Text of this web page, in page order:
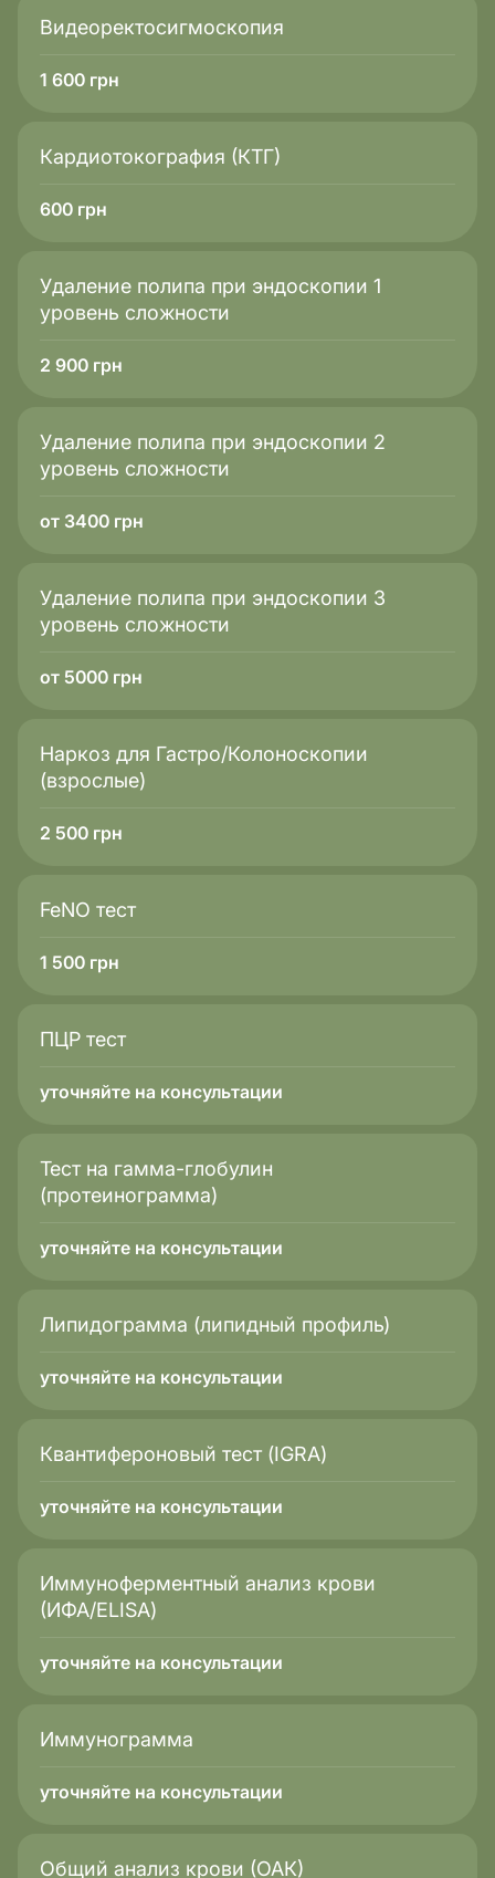
Видеоректосигмоскопия
1 600 грн
Кардиотокография (КТГ)
600 грн
Удаление полипа при эндоскопии 1
уровень сложности
2 900 грн
Удаление полипа при эндоскопии 2
уровень сложности
от 3400 грн
Удаление полипа при эндоскопии 3
уровень сложности
от 5000 грн
Наркоз для Гастро/Колоноскопии
(взрослые)
2 500 грн
FeNO тест
1 500 грн
ПЦР тест
уточняйте на консультации
Тест на гамма-глобулин
(протеинограмма)
уточняйте на консультации
Липидограмма (липидный профиль)
уточняйте на консультации
Квантифероновый тест (IGRA)
уточняйте на консультации
Иммуноферментный анализ крови
(ИФА/ELISA)
уточняйте на консультации
Иммунограмма
уточняйте на консультации
Общий анализ крови (ОАК)